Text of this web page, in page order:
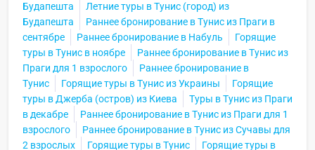
Будапешта
Летние туры в Тунис (город) из
Будапешта
Раннее бронирование в Тунис из Праги в
сентябре
Раннее бронирование в Набуль
Горящие
туры в Тунис в ноябре
Раннее бронирование в Тунис из
Праги для 1 взрослого
Раннее бронирование в
Тунис
Горящие туры в Тунис из Украины
Горящие
туры в Джерба (остров) из Киева
Туры в Тунис из Праги
в декабре
Раннее бронирование в Тунис из Праги для 1
взрослого
Раннее бронирование в Тунис из Сучавы для
2 взрослых
Горящие туры в Тунис
Горящие туры в